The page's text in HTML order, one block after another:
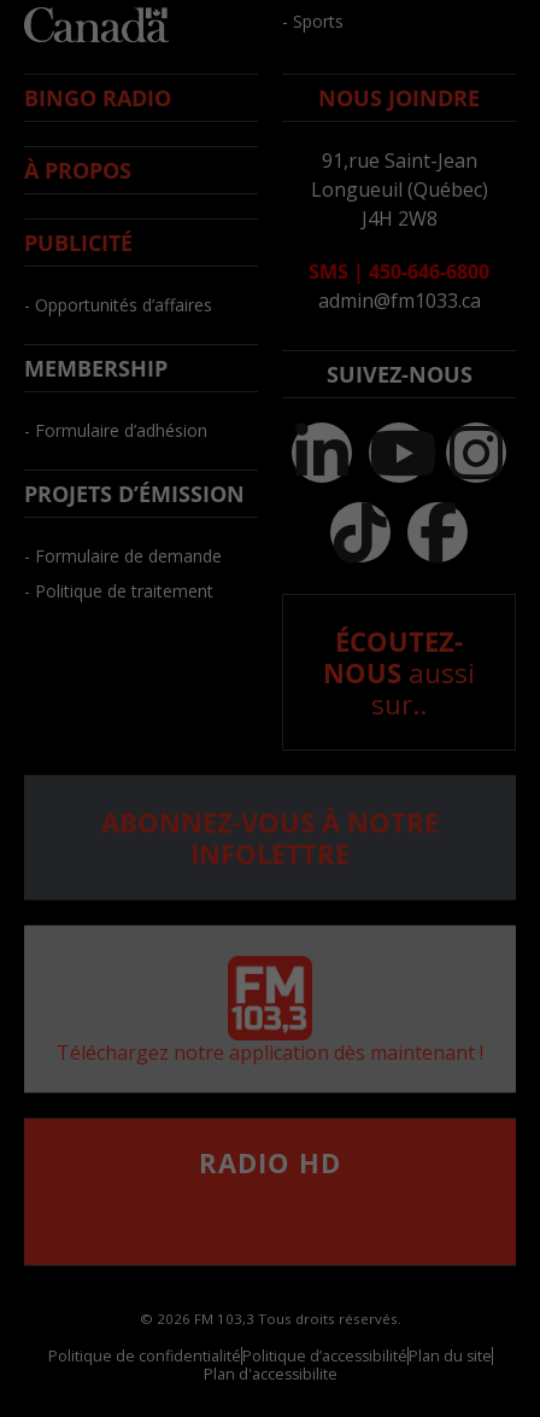
- Sports
BINGO RADIO
À PROPOS
PUBLICITÉ
- Opportunités d’affaires
MEMBERSHIP
- Formulaire d’adhésion
PROJETS D’ÉMISSION
- Formulaire de demande
- Politique de traitement
NOUS JOINDRE
91,rue Saint-Jean
Longueuil (Québec)
J4H 2W8
SMS | 450-646-6800
admin@fm1033.ca
SUIVEZ-NOUS
ÉCOUTEZ-
NOUS aussi
sur..
ABONNEZ-VOUS À NOTRE
INFOLETTRE
Téléchargez notre application dès maintenant !
RADIO HD
© 2026 FM 103,3 Tous droits réservés.
Politique de confidentialitéPolitique d’accessibilitéPlan du site
Plan d'accessibilite